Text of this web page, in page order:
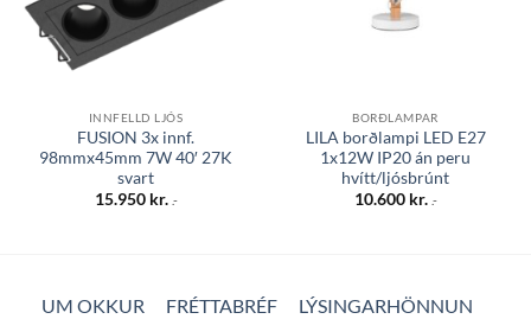
INNFELLD LJÓS
FUSION 3x innf.
98mmx45mm 7W 40′ 27K
svart
15.950 kr. .-
BORÐLAMPAR
LILA borðlampi LED E27
1x12W IP20 án peru
hvítt/ljósbrúnt
10.600 kr. .-
UM OKKUR FRÉTTABRÉF
LÝSINGARHÖNNUN